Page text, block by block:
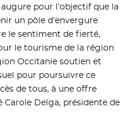
pour l’objectif que la
un pôle d’envergure
le sentiment de fierté,
le tourisme de la région
Occitanie soutien et
pour poursuivre ce
de tous, à une offre
Carole Delga, présidente de